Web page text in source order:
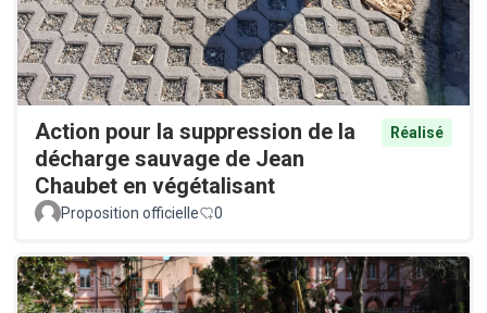
Action pour la suppression de la
décharge sauvage de Jean
Chaubet en végétalisant
Réalisé
Proposition officielle 0